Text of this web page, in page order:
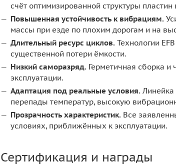
счёт оптимизированной структуры пластин
Повышенная устойчивость к вибрациям.
массы при езде по плохим дорогам и на
Длительный ресурс циклов. Технологии
существенной потери ёмкости.
Низкий саморазряд. Герметичная сборка
эксплуатации.
Адаптация под реальные условия. Линейка
перепады температур, высокую
Прозрачность характеристик. Все
условиях, приближённых к эксплуатации.
Сертификация и награды